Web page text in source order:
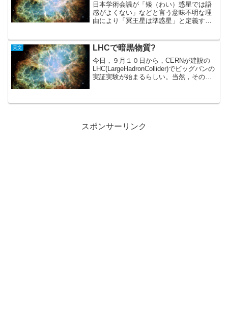
日本学術会議が「矮（わい）惑星では語
感がよくない」などと言う意味不明な理
由により「冥王星は準惑星」と定義する
だった筈。どこから「準惑星」となるの
か？？？で，落ちが「名称...
天文 LHCで暗黒物質?
今日，９月１０日から，CERNが建設の
LHC(LargeHadronCollider)でビッグバンの
実証実験が始まるらしい。当然，その結
スポンサーリンク